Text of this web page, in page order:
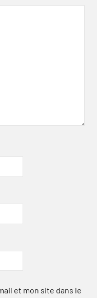
et mon site dans le